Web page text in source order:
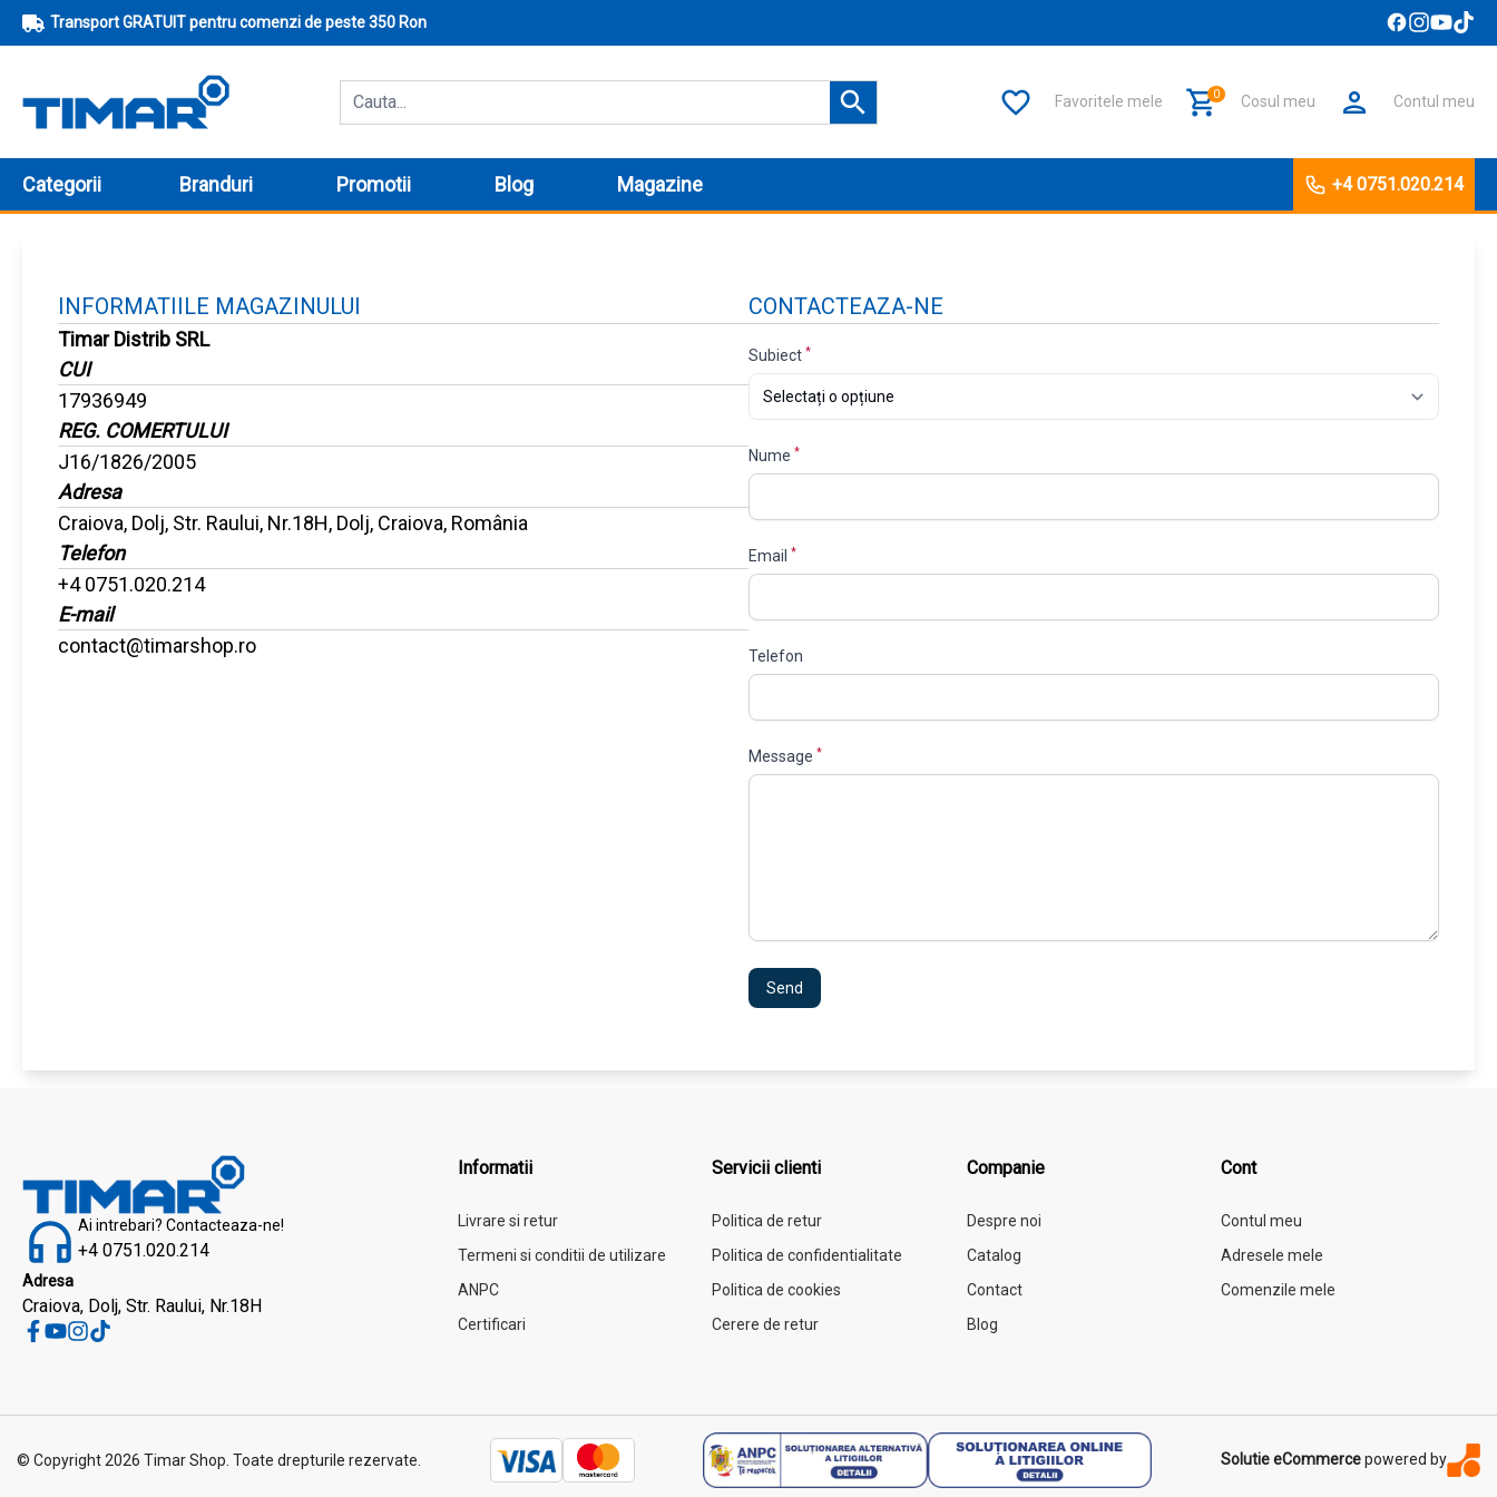
Transport GRATUIT pentru comenzi de peste 350 Ron
Favoritele mele 0 Cosul meu Contul meu
Categorii Branduri Promotii Blog Magazine +4 0751.020.214
INFORMATIILE MAGAZINULUI
Timar Distrib SRL
CUI
17936949
REG. COMERTULUI
J16/1826/2005
Adresa
Craiova, Dolj, Str. Raului, Nr.18H, Dolj, Craiova, România
Telefon
+4 0751.020.214
E-mail
contact@timarshop.ro
CONTACTEAZA-NE
Subiect *
Selectați o opțiune
Nume *
Email *
Telefon
Message *
Send
Ai intrebari? Contacteaza-ne!
+4 0751.020.214
Adresa
Craiova, Dolj, Str. Raului, Nr.18H
Informatii
Livrare si retur
Termeni si conditii de utilizare
ANPC
Certificari
Servicii clienti
Politica de retur
Politica de confidentialitate
Politica de cookies
Cerere de retur
Companie
Despre noi
Catalog
Contact
Blog
Cont
Contul meu
Adresele mele
Comenzile mele
© Copyright 2026 Timar Shop. Toate drepturile rezervate. Solutie eCommercepowered by